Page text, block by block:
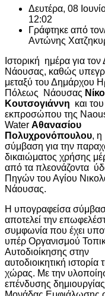
Δευτέρα, 08
12:02
Γράφτηκε από
Αντώνης
Ιστορική ημέρα για
Νάουσας, καθώς
μεταξύ του Δημάρχου
Πόλεως Νάουσας
Κουτσογιάννη και
εκπροσώπου της
Water Αθανασίου
Πολυχρονόπουλου, η
σύμβαση για την
δικαιώματος χρήσης
από τα πλεονάζοντα
Πηγών του Αγίου
Νάουσας.
Η υπογραφείσα
αποτελεί την
συμφωνία που έχει
υπέρ Οργανισμού
Αυτοδιοίκησης στην
αυτοδιοικητική ιστορία
χώρας. Με την
επένδυσης δημιουργίας